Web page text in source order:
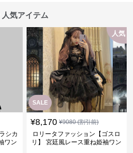
気アイテム
シカ
ワン
SALE
人気
¥8,170 ¥9080(割引前)
ロリータファッション【ゴスロ
リ】 宮廷風レース重ね姫袖ワン